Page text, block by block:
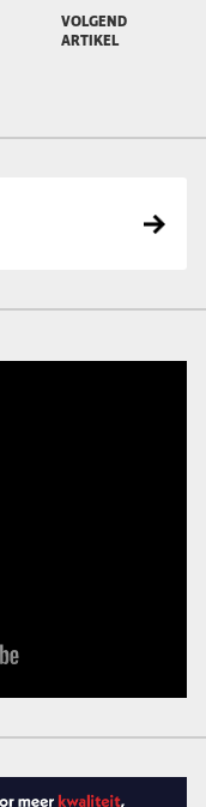
VOLGEND
ARTIKEL